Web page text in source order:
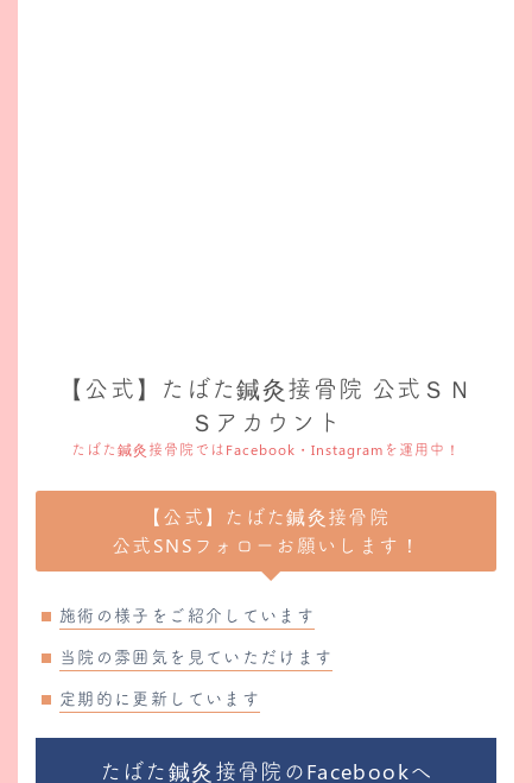
【公式】たばた鍼灸接骨院 公式ＳＮ
Ｓアカウント
たばた鍼灸接骨院ではFacebook・Instagramを運用中！
【公式】たばた鍼灸接骨院
公式SNSフォローお願いします！
施術の様子をご紹介しています
当院の雰囲気を見ていただけます
定期的に更新しています
たばた鍼灸接骨院のFacebookへ